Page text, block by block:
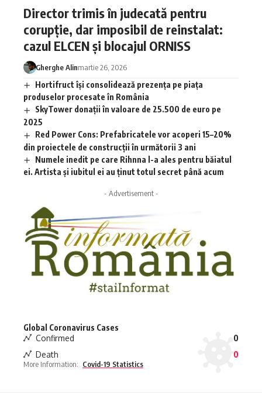
Director trimis în judecată pentru
corupție, dar imposibil de reinstalat:
cazul ELCEN și blocajul ORNISS
Gherghe Alinmartie 26, 2026
Hortifruct își consolidează prezența pe piața
produselor procesate în România
SkyTower donații în valoare de 25.500 de euro pe
2025
Red Power Cons: Prefabricatele vor acoperi 15–20%
din proiectele de construcții în următorii 3 ani
Numele inedit pe care Rihnna l-a ales pentru băiatul
ei. Artista și iubitul ei au ținut totul secret până acum
- Advertisement -
Global Coronavirus Cases
Confirmed
0
Death
0
More Information: Covid-19 Statistics